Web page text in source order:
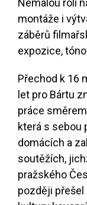
Nemalou roli
montáže i
záběrů
expozice,
Přechod k 16
let pro Bártu
práce
která s sebou
domácích a
soutěžích,
pražského
později